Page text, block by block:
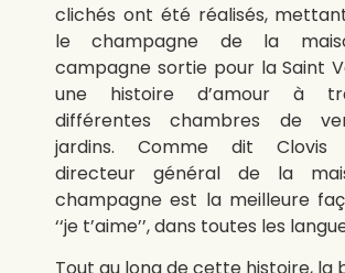
clichés ont été réalisés,
le champagne de la
campagne sortie pour la Saint
une histoire d’amour à
différentes chambres de
jardins. Comme dit Clovis
directeur général de la
champagne est la meilleure
‘‘je t’aime’’, dans toutes les